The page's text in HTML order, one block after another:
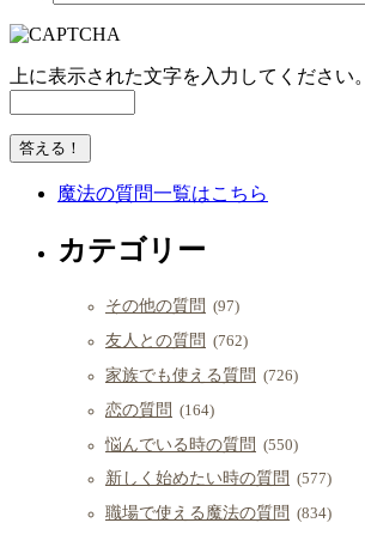
上に表示された文字を入力してください。
魔法の質問一覧はこちら
カテゴリー
その他の質問 (97)
友人との質問 (762)
家族でも使える質問 (726)
恋の質問 (164)
悩んでいる時の質問 (550)
新しく始めたい時の質問 (577)
職場で使える魔法の質問 (834)